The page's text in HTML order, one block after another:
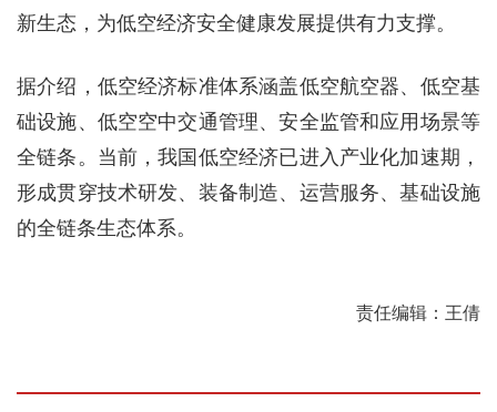
新生态，为低空经济安全健康发展提供有力支撑。
据介绍，低空经济标准体系涵盖低空航空器、低空基
础设施、低空空中交通管理、安全监管和应用场景等
全链条。当前，我国低空经济已进入产业化加速期，
形成贯穿技术研发、装备制造、运营服务、基础设施
的全链条生态体系。
责任编辑：王倩